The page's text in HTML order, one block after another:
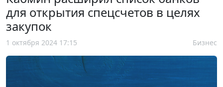
для открытия спецсчетов в целях
закупок
1 октября 2024 17:15 Бизнес